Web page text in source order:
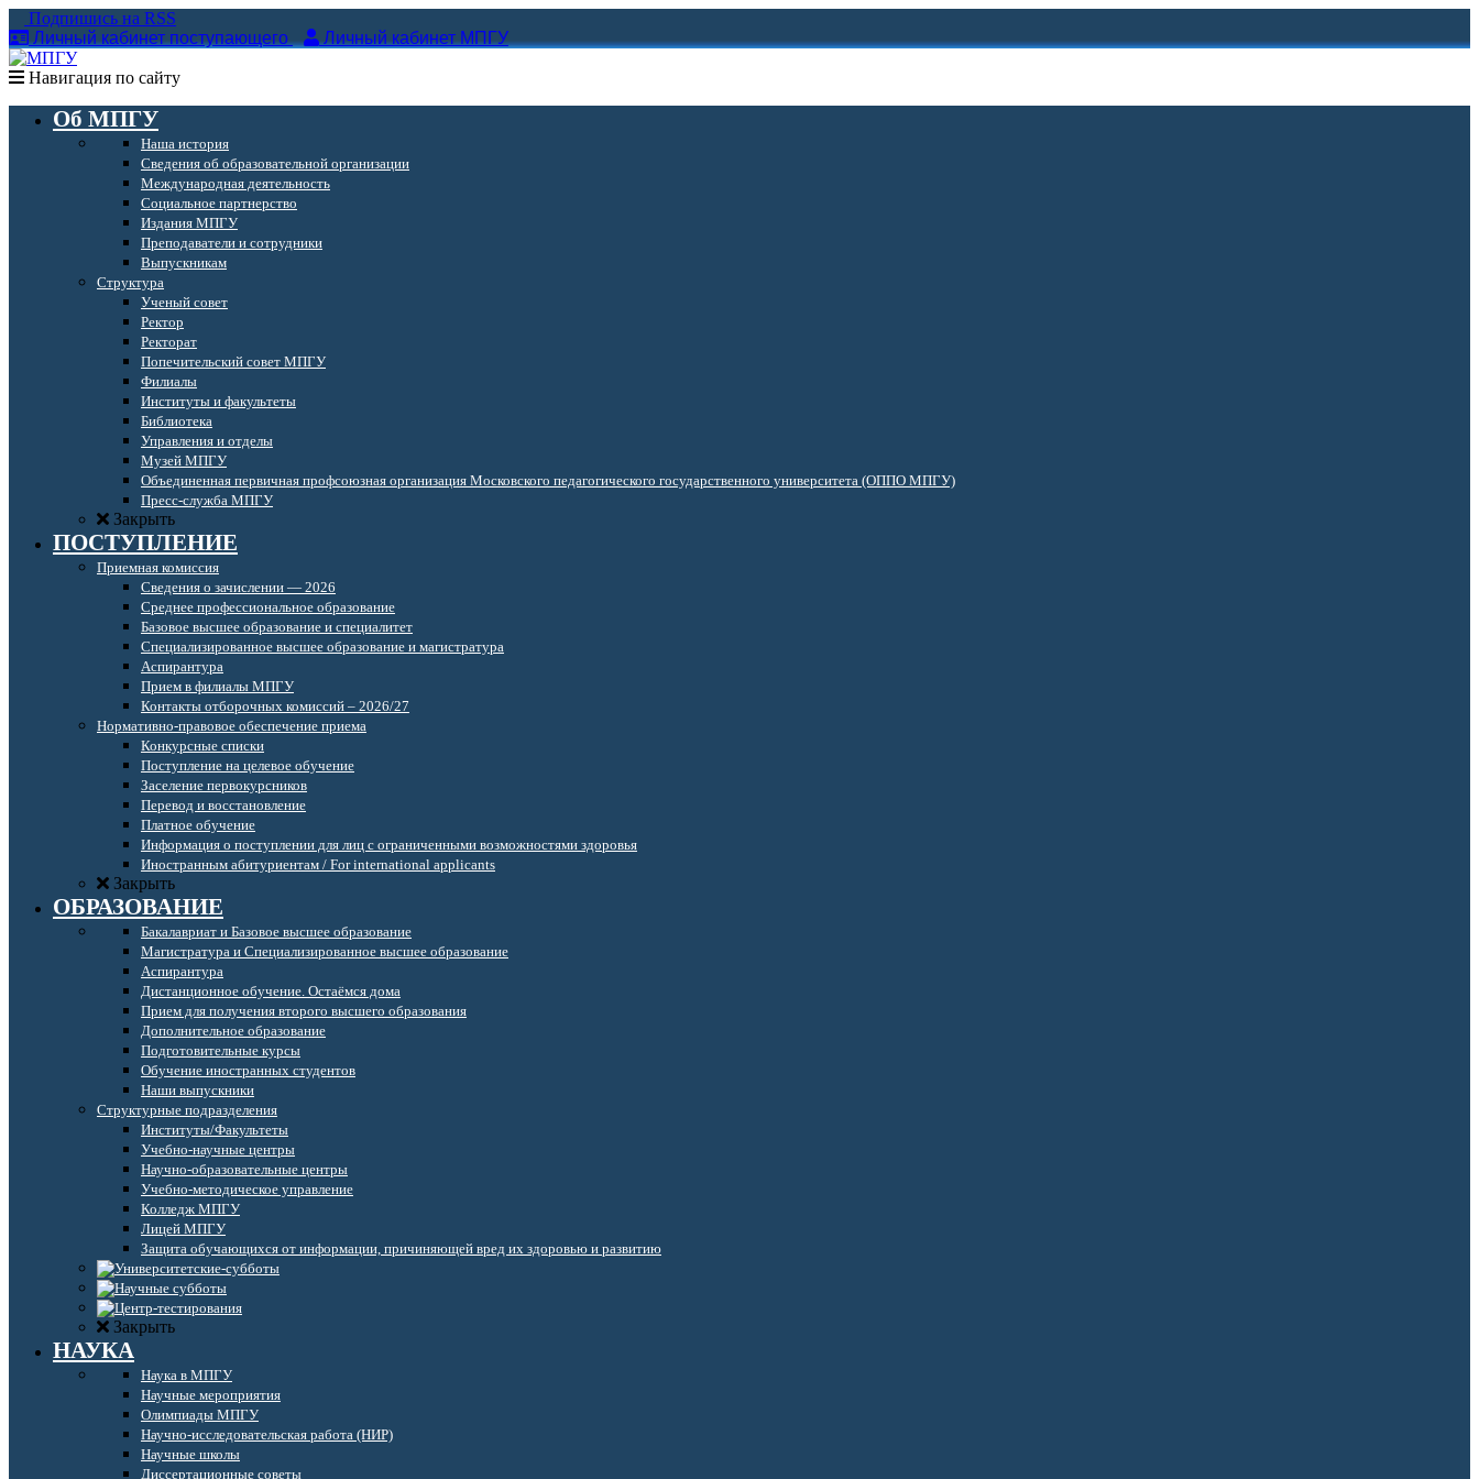
Подпишись на RSS
Личный кабинет поступающего
Личный кабинет МПГУ
Навигация по сайту
Об МПГУ
Наша история
Сведения об образовательной организации
Международная деятельность
Социальное партнерство
Издания МПГУ
Преподаватели и сотрудники
Выпускникам
Структура
Ученый совет
Ректор
Ректорат
Попечительский совет МПГУ
Филиалы
Институты и факультеты
Библиотека
Управления и отделы
Музей МПГУ
Объединенная первичная профсоюзная организация Московского педагогического государственного университета (ОППО МПГУ)
Пресс-служба МПГУ
Закрыть
ПОСТУПЛЕНИЕ
Приемная комиссия
Сведения о зачислении — 2026
Среднее профессиональное образование
Базовое высшее образование и специалитет
Специализированное высшее образование и магистратура
Аспирантура
Прием в филиалы МПГУ
Контакты отборочных комиссий – 2026/27
Нормативно-правовое обеспечение приема
Конкурсные списки
Поступление на целевое обучение
Заселение первокурсников
Перевод и восстановление
Платное обучение
Информация о поступлении для лиц с ограниченными возможностями здоровья
Иностранным абитуриентам / For international applicants
Закрыть
ОБРАЗОВАНИЕ
Бакалавриат и Базовое высшее образование
Магистратура и Специализированное высшее образование
Аспирантура
Дистанционное обучение. Остаёмся дома
Прием для получения второго высшего образования
Дополнительное образование
Подготовительные курсы
Обучение иностранных студентов
Наши выпускники
Структурные подразделения
Институты/Факультеты
Учебно-научные центры
Научно-образовательные центры
Учебно-методическое управление
Колледж МПГУ
Лицей МПГУ
Защита обучающихся от информации, причиняющей вред их здоровью и развитию
Закрыть
НАУКА
Наука в МПГУ
Научные мероприятия
Олимпиады МПГУ
Научно-исследовательская работа (НИР)
Научные школы
Диссертационные советы